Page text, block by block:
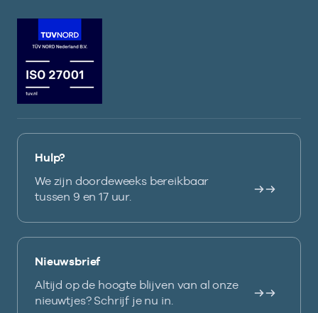
Hulp?
We zijn doordeweeks bereikbaar
tussen 9 en 17 uur.
Nieuwsbrief
Altijd op de hoogte blijven van al onze
nieuwtjes? Schrijf je nu in.